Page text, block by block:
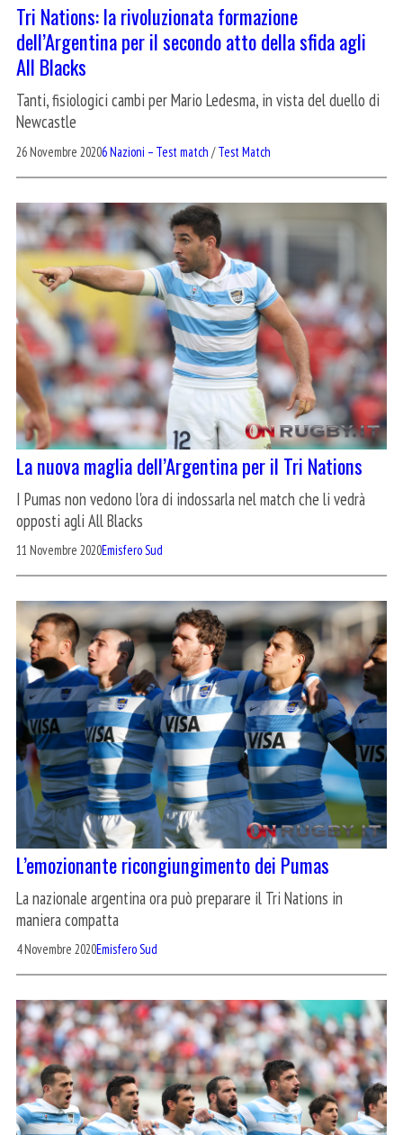
Tri Nations: la rivoluzionata formazione
dell’Argentina per il secondo atto della sfida agli
All Blacks
Tanti, fisiologici cambi per Mario Ledesma, in vista del duello di
Newcastle
26 Novembre 20206 Nazioni – Test match /Test Match
La nuova maglia dell’Argentina per il Tri Nations
I Pumas non vedono l'ora di indossarla nel match che li vedrà
opposti agli All Blacks
11 Novembre 2020Emisfero Sud
L’emozionante ricongiungimento dei Pumas
La nazionale argentina ora può preparare il Tri Nations in
maniera compatta
4 Novembre 2020Emisfero Sud